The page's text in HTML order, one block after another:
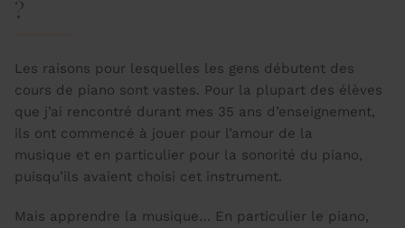
?
Les raisons pour lesquelles les gens débutent des
cours de piano sont vastes. Pour la plupart des élèves
que j’ai rencontré durant mes 35 ans d’enseignement,
ils ont commencé à jouer pour l’amour de la
musique et en particulier pour la sonorité du piano,
puisqu’ils avaient choisi cet instrument.
Mais apprendre la musique… En particulier le piano,